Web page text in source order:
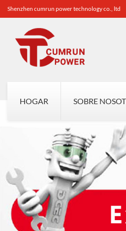
Shenzhen cumrun power technology co., ltd
HOGAR SOBRE